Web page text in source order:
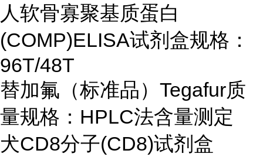
人软骨寡聚基质蛋白
(COMP)ELISA试剂盒规格：
96T/48T
替加氟（标准品）Tegafur质
量规格：HPLC法含量测定
犬CD8分子(CD8)试剂盒